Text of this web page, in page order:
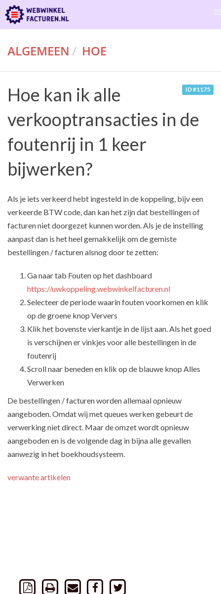
ALGEMEEN HOE
ID #1175
Hoe kan ik alle
verkooptransacties in de
foutenrij in 1 keer
bijwerken?
Als je iets verkeerd hebt ingesteld in de koppeling, bijv een
verkeerde BTW code, dan kan het zijn dat bestellingen of
facturen niet doorgezet kunnen worden. Als je de instelling
aanpast dan is het heel gemakkelijk om de gemiste
bestellingen / facturen alsnog door te zetten:
Ga naar tab Fouten op het dashboard
https://uwkoppeling.webwinkelfacturen.nl
Selecteer de periode waarin fouten voorkomen en klik
op de groene knop Ververs
Klik het bovenste vierkantje in de lijst aan. Als het goed
is verschijnen er vinkjes voor alle bestellingen in de
foutenrij
Scroll naar beneden en klik op de blauwe knop Alles
Verwerken
De bestellingen / facturen worden allemaal opnieuw
aangeboden. Omdat wij met queues werken gebeurt de
verwerking niet direct. Maar de omzet wordt opnieuw
aangeboden en is de volgende dag in bijna alle gevallen
aanwezig in het boekhoudsysteem.
verwante artikelen